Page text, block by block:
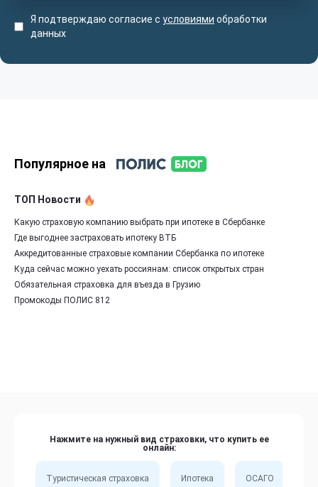
Я подтверждаю согласие с условиями обработки
данных
Популярное на
ТОП Новости
Какую страховую компанию выбрать при ипотеке в Сбербанке
Где выгоднее застраховать ипотеку ВТБ
Аккредитованные страховые компании Сбербанка по ипотеке
Куда сейчас можно уехать россиянам: список открытых стран
Обязательная страховка для въезда в Грузию
Промокоды ПОЛИС 812
Нажмите на нужный вид страховки, что купить ее
онлайн:
Туристическая страховка Ипотека ОСАГО